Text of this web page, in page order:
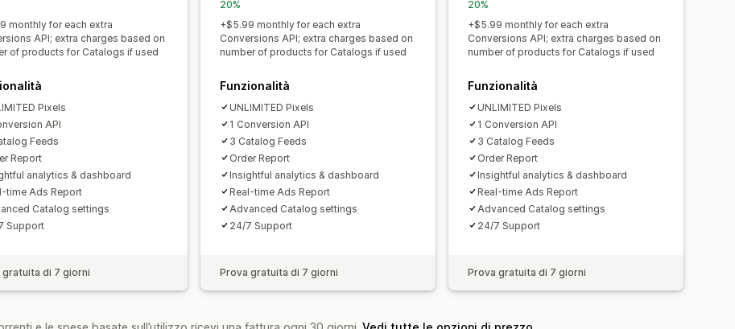
monthly for each extra
API; extra charges based on
of products for Catalogs if used
Pixels
API
Feeds
Report
analytics & dashboard
time Ads Report
Catalog settings
Support
gratuita di 7 giorni
20%
+$5.99 monthly for each extra
Conversions API; extra charges based on
number of products for Catalogs if used
Funzionalità
UNLIMITED Pixels
1 Conversion API
3 Catalog Feeds
Order Report
Insightful analytics & dashboard
Real-time Ads Report
Advanced Catalog settings
24/7 Support
Prova gratuita di 7 giorni
20%
+$5.99 monthly for each extra
Conversions API; extra charges based on
number of products for Catalogs if used
Funzionalità
UNLIMITED Pixels
1 Conversion API
3 Catalog Feeds
Order Report
Insightful analytics & dashboard
Real-time Ads Report
Advanced Catalog settings
24/7 Support
Prova gratuita di 7 giorni